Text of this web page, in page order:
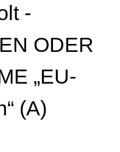
-
ODER
„EU-
(A)